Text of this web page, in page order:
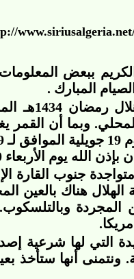
ببعض المعلومات
المبارك .
رمضان1434هـ
. وبما أن
جنوب القارة
هناك بالعين
المجردة
التي لها شرعية
ونتمنى أنها ستأخذ